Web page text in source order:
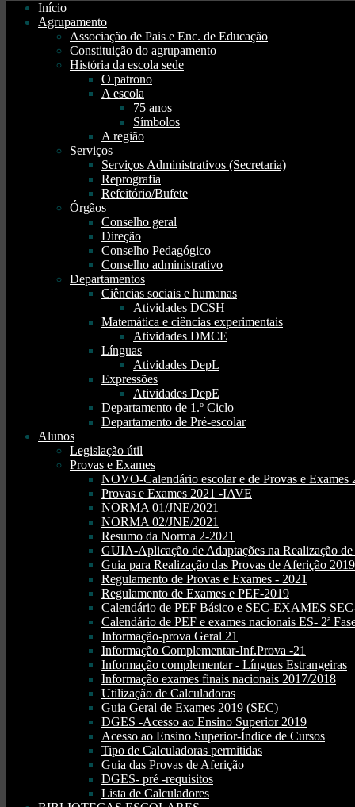
Início
Agrupamento
Associação de Pais e Enc. de Educação
Constituição do agrupamento
História da escola sede
O patrono
A escola
75 anos
Símbolos
A região
Serviços
Serviços Administrativos (Secretaria)
Reprografia
Refeitório/Bufete
Órgãos
Conselho geral
Direção
Conselho Pedagógico
Conselho administrativo
Departamentos
Ciências sociais e humanas
Atividades DCSH
Matemática e ciências experimentais
Atividades DMCE
Línguas
Atividades DepL
Expressões
Atividades DepE
Departamento de 1.º Ciclo
Departamento de Pré-escolar
Alunos
Legislação útil
Provas e Exames
NOVO-Calendário escolar e de Provas e Exames
Provas e Exames 2021 -IAVE
NORMA 01/JNE/2021
NORMA 02/JNE/2021
Resumo da Norma 2-2021
GUIA-Aplicação de Adaptações na Realização
Guia para Realização das Provas de Aferição 2019
Regulamento de Provas e Exames - 2021
Regulamento de Exames e PEF-2019
Calendário de PEF Básico e SEC-EXAMES
Calendário de PEF e exames nacionais ES- 2ª
Informação-prova Geral 21
Informação Complementar-Inf.Prova -21
Informação complementar - Línguas Estrangeiras
Informação exames finais nacionais 2017/2018
Utilização de Calculadoras
Guia Geral de Exames 2019 (SEC)
DGES -Acesso ao Ensino Superior 2019
Acesso ao Ensino Superior-Índice de Cursos
Tipo de Calculadoras permitidas
Guia das Provas de Aferição
DGES- pré -requisitos
Lista de Calculadores